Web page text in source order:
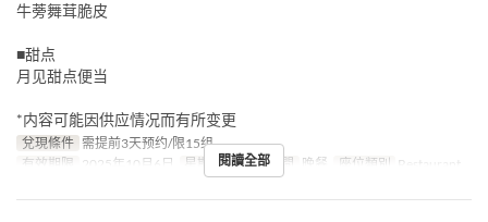
牛蒡舞茸脆皮
■甜点
月见甜点便当
*内容可能因供应情况而有所变更
兌現條件 需提前3天预约/限15组
有效期限 2025年10月6日 星期 一 進餐時間 晚餐 座位類別 Restaurant
閱讀全部